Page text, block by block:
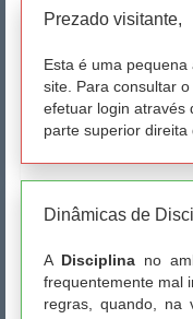
Prezado visitante,
Esta é uma
site. Para consultar
efetuar login através
parte superior direita
Dinâmicas de
A Disciplinano
frequentemente mal
regras, quando, na